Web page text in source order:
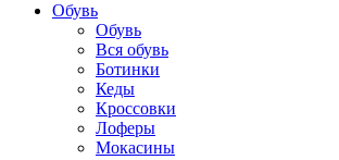
Обувь
Обувь
Вся обувь
Ботинки
Кеды
Кроссовки
Лоферы
Мокасины